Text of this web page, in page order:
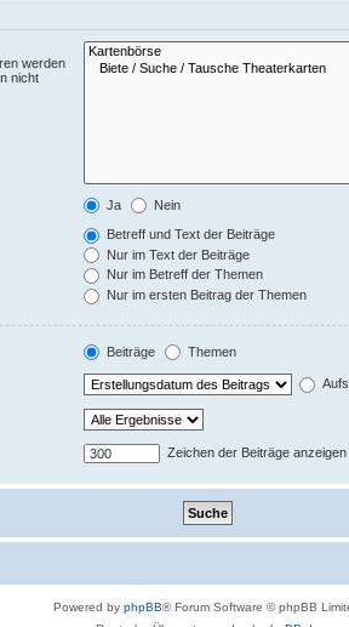
werden
nicht
Ja Nein
Betreff und Text der Beiträge
Nur im Text der Beiträge
Nur im Betreff der Themen
Nur im ersten Beitrag der Themen
Beiträge Themen
Zeichen der Beiträge anzeigen
Powered by phpBB® Forum Software © phpBB